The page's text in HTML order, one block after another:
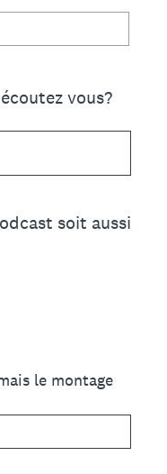
vous?
soit aussi
le montage